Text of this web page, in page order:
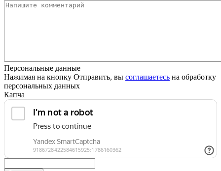
Персональные данные
Нажимая на кнопку Отправить, вы соглашаетесь на обработку
персональных данных
Капча